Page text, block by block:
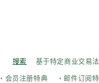
搜索 基于特定商业交易
・会员注册特典
・邮件订阅